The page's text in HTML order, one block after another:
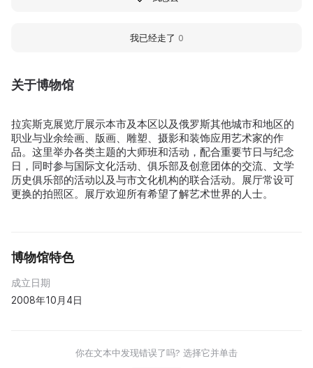
关于博物馆
拉宾斯克展览厅展示本市及本区以及俄罗斯其他城市和地区的
职业与业余绘画、版画、雕塑、摄影和装饰应用艺术家的作
品。这里举办各类主题的大师班和活动，配合重要节日与纪念
日，同时参与国际文化活动、俱乐部及创意团体的交流、文学
历史俱乐部的活动以及与市文化机构的联合活动。展厅常设可
更换的拍照区。展厅欢迎所有希望了解艺术世界的人士。
博物馆特色
成立日期
2008年10月4日
你在文本中发现错误了吗? 选择它并单击
我已经走了 0